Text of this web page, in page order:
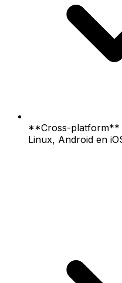
**Cross-platform**
Linux, Android en